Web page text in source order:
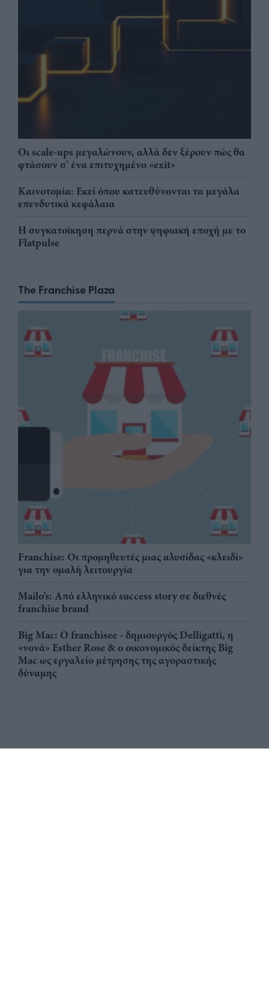
Οι scale-ups μεγαλώνουν, αλλά δεν ξέρουν πώς θα
φτάσουν σ' ένα επιτυχημένο «exit»
Καινοτομία: Εκεί όπου κατευθύνονται τα μεγάλα
επενδυτικά κεφάλαια
Η συγκατοίκηση περνά στην ψηφιακή εποχή με το
Flatpulse
The Franchise Plaza
Franchise: Οι προμηθευτές μιας αλυσίδας «κλειδί»
για την ομαλή λειτουργία
Mailo’s: Από ελληνικό success story σε διεθνές
franchise brand
Big Mac: Ο franchisee - δημιουργός Delligatti, η
«νονά» Esther Rose & ο οικονομικός δείκτης Big
Mac ως εργαλείο μέτρησης της αγοραστικής
δύναμης